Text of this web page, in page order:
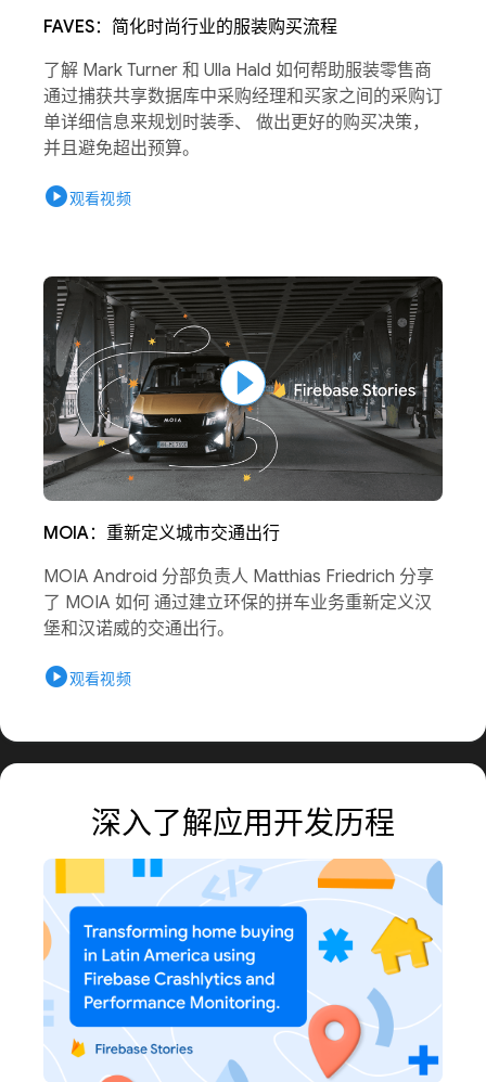
FAVES：简化时尚行业的服装购买流程
了解 Mark Turner 和 Ulla Hald 如何帮助服装零售商
通过捕获共享数据库中采购经理和买家之间的采购订
单详细信息来规划时装季、 做出更好的购买决策，
并且避免超出预算。
play_circle观看视频
MOIA：重新定义城市交通出行
MOIA Android 分部负责人 Matthias Friedrich 分享
了 MOIA 如何 通过建立环保的拼车业务重新定义汉
堡和汉诺威的交通出行。
play_circle观看视频
深入了解应用开发历程